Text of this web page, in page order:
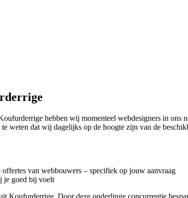
hebben wij momenteel webdesigners in ons
weten dat wij dagelijks op de hoogte zijn van de
van webbouwers – specifiek op jouw aanvraag
je goed bij voelt
Door deze onderlinge concurrentie